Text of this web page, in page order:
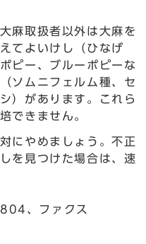
麻取扱者以外は大麻を
てよいけし（ひなげ
ピー、ブルーポピーな
ソムニフェルム種、セ
）があります。これら
できません。
にやめましょう。不正
を見つけた場合は、速
、ファクス